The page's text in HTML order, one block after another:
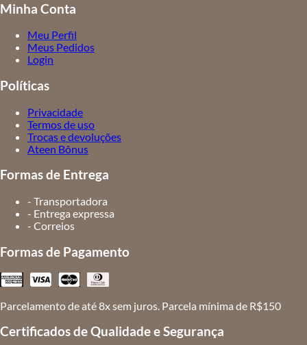
Minha Conta
Meu Perfil
Meus Pedidos
Login
Políticas
Privacidade
Termos de uso
Trocas e devoluções
Ateen Bônus
Formas de Entrega
- Transportadora
- Entrega expressa
- Correios
Formas de Pagamento
Parcelamento de até 8x sem juros. Parcela mínima de R$150
Certificados de Qualidade e Segurança